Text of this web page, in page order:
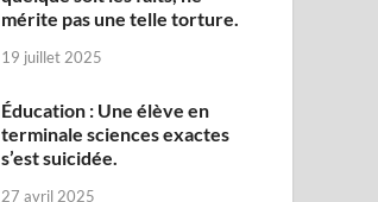
mérite pas une telle torture.
19 juillet 2025
Éducation : Une élève en
terminale sciences exactes
s’est suicidée.
27 avril 2025